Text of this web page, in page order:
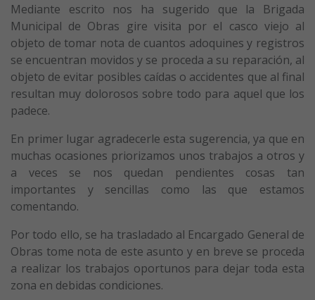
Mediante escrito nos ha sugerido que la Brigada
Municipal de Obras gire visita por el casco viejo al
objeto de tomar nota de cuantos adoquines y registros
se encuentran movidos y se proceda a su reparación, al
objeto de evitar posibles caídas o accidentes que al final
resultan muy dolorosos sobre todo para aquel que los
padece.
En primer lugar agradecerle esta sugerencia, ya que en
muchas ocasiones priorizamos unos trabajos a otros y
a veces se nos quedan pendientes cosas tan
importantes y sencillas como las que estamos
comentando.
Por todo ello, se ha trasladado al Encargado General de
Obras tome nota de este asunto y en breve se proceda
a realizar los trabajos oportunos para dejar toda esta
zona en debidas condiciones.